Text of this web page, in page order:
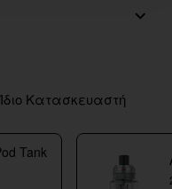
Κατασκευαστή
Tank